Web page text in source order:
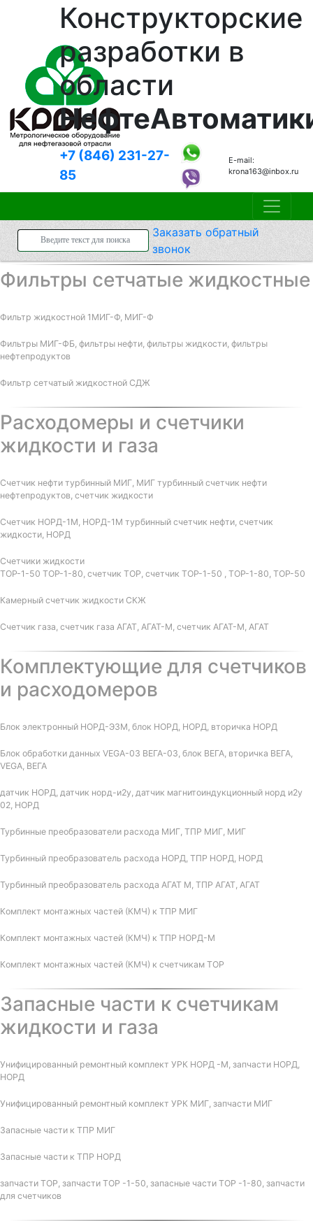
Конструкторские
разработки в
области
+7 (846) 231-27-
85
E-mail:
krona163@inbox.ru
Заказатьобратный
звонок
Фильтры сетчатые жидкостные
Фильтр жидкостной 1МИГ-Ф, МИГ-Ф
Фильтры МИГ-ФБ, фильтры нефти, фильтры жидкости, фильтры
нефтепродуктов
Фильтр сетчатый жидкостной СДЖ
Расходомеры и счетчики
жидкости и газа
Счетчик нефти турбинный МИГ, МИГ турбинный счетчик нефти
нефтепродуктов, счетчик жидкости
Счетчик НОРД-1М, НОРД-1М турбинный счетчик нефти, счетчик
жидкости, НОРД
Счетчики жидкости
ТОР-1-50 ТОР-1-80, счетчик ТОР, счетчик ТОР-1-50 , ТОР-1-80, ТОР-50
Камерный счетчик жидкости СКЖ
Счетчик газа, счетчик газа АГАТ, АГАТ-М, счетчик АГАТ-М, АГАТ
Комплектующие для счетчиков
и расходомеров
Блок электронный НОРД-Э3М, блок НОРД, НОРД, вторичка НОРД
Блок обработки данных VEGA-03 ВЕГА-03, блок ВЕГА, вторичка ВЕГА,
VEGA, ВЕГА
датчик НОРД, датчик норд-и2у, датчик магнитоиндукционный норд и2у
02, НОРД
Турбинные преобразователи расхода МИГ, ТПР МИГ, МИГ
Турбинный преобразователь расхода НОРД, ТПР НОРД, НОРД
Турбинный преобразователь расхода АГАТ М, ТПР АГАТ, АГАТ
Комплект монтажных частей (КМЧ) к ТПР МИГ
Комплект монтажных частей (КМЧ) к ТПР НОРД-М
Комплект монтажных частей (КМЧ) к счетчикам ТОР
Запасные части к счетчикам
жидкости и газа
Унифицированный ремонтный комплект УРК НОРД -М, запчасти НОРД,
НОРД
Унифицированный ремонтный комплект УРК МИГ, запчасти МИГ
Запасные части к ТПР МИГ
Запасные части к ТПР НОРД
запчасти ТОР, запчасти ТОР -1-50, запасные части ТОР -1-80, запчасти
для счетчиков